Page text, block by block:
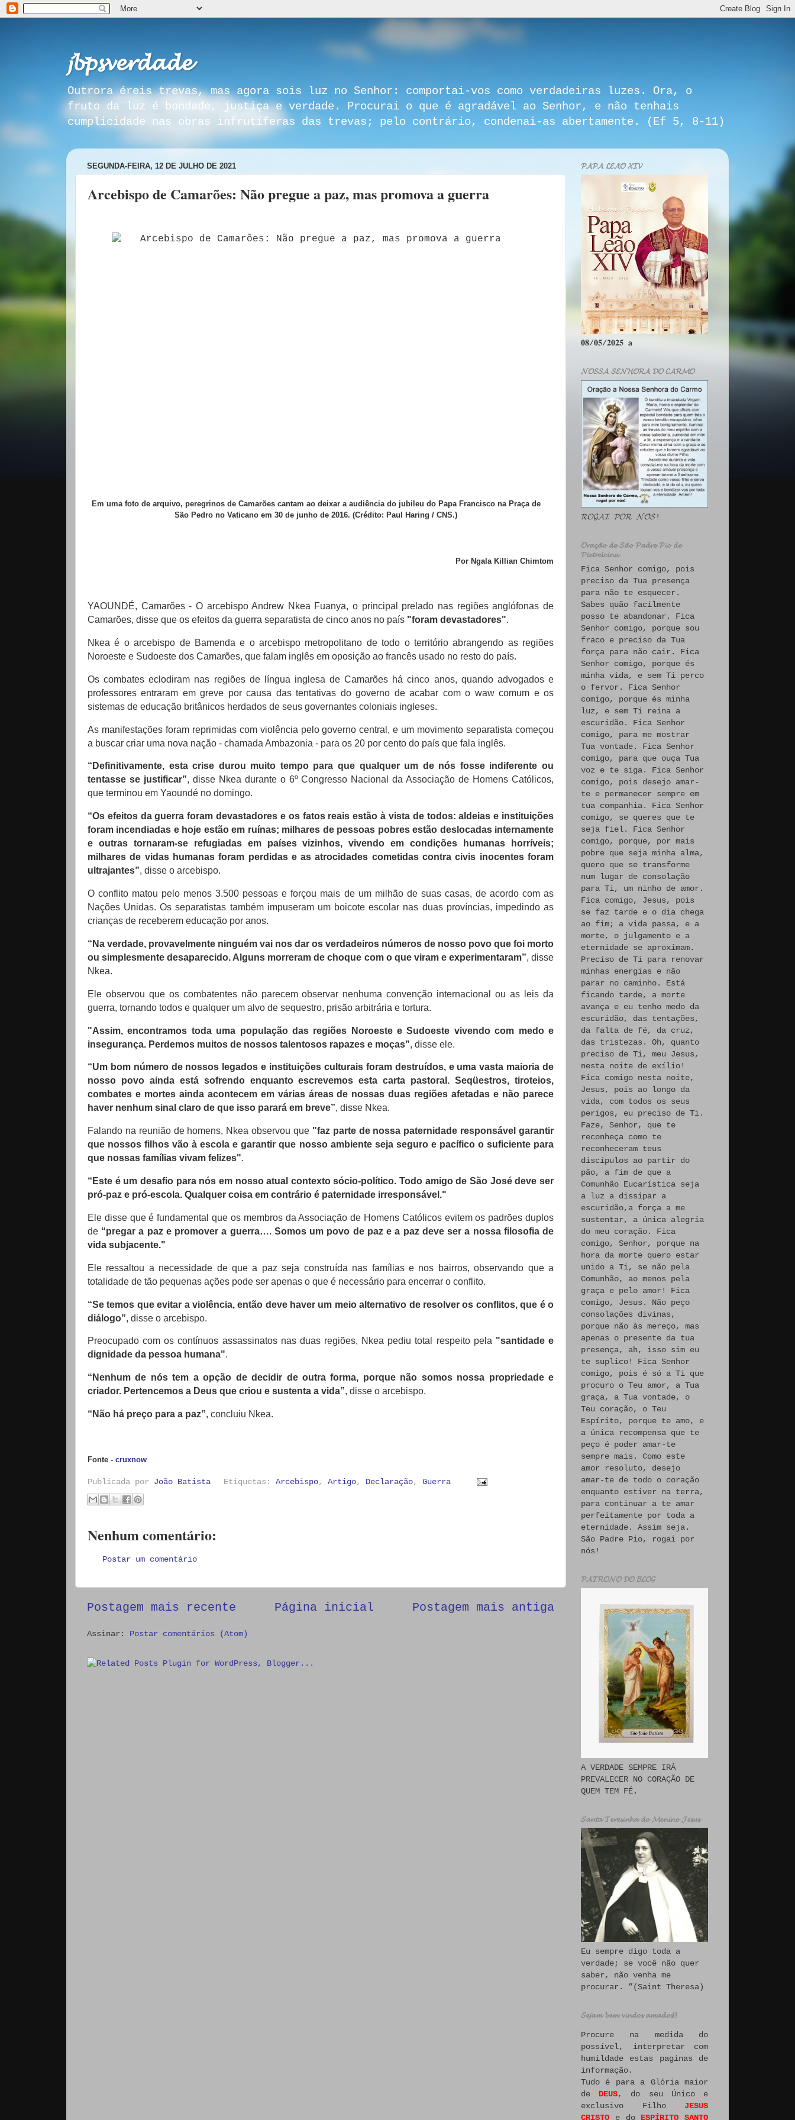
𝓳𝓫𝓹𝓼𝓿𝓮𝓻𝓭𝓪𝓭𝓮
Outrora éreis trevas, mas agora sois luz no Senhor: comportai-vos como verdadeiras luzes. Ora, o
fruto da luz é bondade, justiça e verdade. Procurai o que é agradável ao Senhor, e não tenhais
cumplicidade nas obras infrutíferas das trevas; pelo contrário, condenai-as abertamente. (Ef 5, 8-11)
SEGUNDA-FEIRA, 12 DE JULHO DE 2021
Arcebispo de Camarões: Não pregue a paz, mas promova a guerra
Em uma foto de arquivo, peregrinos de Camarões cantam ao deixar a audiência do jubileu do Papa Francisco na Praça de
São Pedro no Vaticano em 30 de junho de 2016. (Crédito: Paul Haring / CNS.)
Por Ngala Killian Chimtom
YAOUNDÉ, Camarões - O arcebispo Andrew Nkea Fuanya, o principal prelado nas regiões anglófonas de
Camarões, disse que os efeitos da guerra separatista de cinco anos no país "foram devastadores".
Nkea é o arcebispo de Bamenda e o arcebispo metropolitano de todo o território abrangendo as regiões
Noroeste e Sudoeste dos Camarões, que falam inglês em oposição ao francês usado no resto do país.
Os combates eclodiram nas regiões de língua inglesa de Camarões há cinco anos, quando advogados e
professores entraram em greve por causa das tentativas do governo de acabar com o waw comum e os
sistemas de educação britânicos herdados de seus governantes coloniais ingleses.
As manifestações foram reprimidas com violência pelo governo central, e um movimento separatista começou
a buscar criar uma nova nação - chamada Ambazonia - para os 20 por cento do país que fala inglês.
“Definitivamente, esta crise durou muito tempo para que qualquer um de nós fosse indiferente ou
tentasse se justificar”, disse Nkea durante o 6º Congresso Nacional da Associação de Homens Católicos,
que terminou em Yaoundé no domingo.
“Os efeitos da guerra foram devastadores e os fatos reais estão à vista de todos: aldeias e instituições
foram incendiadas e hoje estão em ruínas; milhares de pessoas pobres estão deslocadas internamente
e outras tornaram-se refugiadas em países vizinhos, vivendo em condições humanas horríveis;
milhares de vidas humanas foram perdidas e as atrocidades cometidas contra civis inocentes foram
ultrajantes”, disse o arcebispo.
O conflito matou pelo menos 3.500 pessoas e forçou mais de um milhão de suas casas, de acordo com as
Nações Unidas.Os separatistas também impuseram um boicote escolar nas duas províncias, impedindo as
crianças de receberem educação por anos.
“Na verdade, provavelmente ninguém vai nos dar os verdadeiros números de nosso povo que foi morto
ou simplesmente desaparecido. Alguns morreram de choque com o que viram e experimentaram”, disse
Nkea.
Ele observou que os combatentes não parecem observar nenhuma convenção internacional ou as leis da
guerra, tornando todos e qualquer um alvo de sequestro, prisão arbitrária e tortura.
"Assim, encontramos toda uma população das regiões Noroeste e Sudoeste vivendo com medo e
insegurança. Perdemos muitos de nossos talentosos rapazes e moças”, disse ele.
“Um bom número de nossos legados e instituições culturais foram destruídos, e uma vasta maioria de
nosso povo ainda está sofrendo enquanto escrevemos esta carta pastoral.Seqüestros, tiroteios,
combates e mortes ainda acontecem em várias áreas de nossas duas regiões afetadas e não parece
haver nenhum sinal claro de que isso parará em breve”, disse Nkea.
Falando na reunião de homens, Nkea observou que "faz parte de nossa paternidade responsável garantir
que nossos filhos vão à escola e garantir que nosso ambiente seja seguro e pacífico o suficiente para
que nossas famílias vivam felizes".
“Este é um desafio para nós em nosso atual contexto sócio-político.Todo amigo de São José deve ser
pró-paz e pró-escola. Qualquer coisa em contrário é paternidade irresponsável."
Ele disse que é fundamental que os membros da Associação de Homens Católicos evitem os padrões duplos
de “pregar a paz e promover a guerra…. Somos um povo de paz e a paz deve ser a nossa filosofia de
vida subjacente."
Ele ressaltou a necessidade de que a paz seja construída nas famílias e nos bairros, observando que a
totalidade de tão pequenas ações pode ser apenas o que é necessário para encerrar o conflito.
“Se temos que evitar a violência, então deve haver um meio alternativo de resolver os conflitos, que é o
diálogo”, disse o arcebispo.
Preocupado com os contínuos assassinatos nas duas regiões, Nkea pediu total respeito pela "santidade e
dignidade da pessoa humana".
“Nenhum de nós tem a opção de decidir de outra forma, porque não somos nossa propriedade e
criador. Pertencemos a Deus que criou e sustenta a vida”, disse o arcebispo.
“Não há preço para a paz”, concluiu Nkea.
Fonte - cruxnow
Publicada por João Batista Etiquetas:Arcebispo,Artigo, Declaração,Guerra
Nenhum comentário:
Postar um comentário
Postagem mais recente Postagem mais antiga
Página inicial
Assinar: Postar comentários (Atom)
𝓟𝓐𝓟𝓐 𝓛𝓔𝓐̃𝓞 𝓧𝓘𝓥
𝟎𝟖/𝟎𝟓/𝟐𝟎𝟐𝟓 𝐚
𝓝𝓞𝓢𝓢𝓐 𝓢𝓔𝓝𝓗𝓞𝓡𝓐 𝓓𝓞 𝓒𝓐𝓡𝓜𝓞
𝓡𝓞𝓖𝓐𝓘 𝓟𝓞𝓡 𝓝𝓞́𝓢!
𝓞𝓻𝓪𝓬̧𝓪̃𝓸 𝓭𝓮 𝓢𝓪̃𝓸 𝓟𝓪𝓭𝓻𝓮 𝓟𝓲𝓸 𝓭𝓮
𝓟𝓲𝓮𝓽𝓻𝓮𝓵𝓬𝓲𝓷𝓪
Fica Senhor comigo, pois
preciso da Tua presença
para não te esquecer.
Sabes quão facilmente
posso te abandonar. Fica
Senhor comigo, porque sou
fraco e preciso da Tua
força para não cair. Fica
Senhor comigo, porque és
minha vida, e sem Ti perco
o fervor. Fica Senhor
comigo, porque és minha
luz, e sem Ti reina a
escuridão. Fica Senhor
comigo, para me mostrar
Tua vontade. Fica Senhor
comigo, para que ouça Tua
voz e te siga. Fica Senhor
comigo, pois desejo amar-
te e permanecer sempre em
tua companhia. Fica Senhor
comigo, se queres que te
seja fiel. Fica Senhor
comigo, porque, por mais
pobre que seja minha alma,
quero que se transforme
num lugar de consolação
para Ti, um ninho de amor.
Fica comigo, Jesus, pois
se faz tarde e o dia chega
ao fim; a vida passa, e a
morte, o julgamento e a
eternidade se aproximam.
Preciso de Ti para renovar
minhas energias e não
parar no caminho. Está
ficando tarde, a morte
avança e eu tenho medo da
escuridão, das tentações,
da falta de fé, da cruz,
das tristezas. Oh, quanto
preciso de Ti, meu Jesus,
nesta noite de exílio!
Fica comigo nesta noite,
Jesus, pois ao longo da
vida, com todos os seus
perigos, eu preciso de Ti.
Faze, Senhor, que te
reconheça como te
reconheceram teus
discípulos ao partir do
pão, a fim de que a
Comunhão Eucarística seja
a luz a dissipar a
escuridão,a força a me
sustentar, a única alegria
do meu coração. Fica
comigo, Senhor, porque na
hora da morte quero estar
unido a Ti, se não pela
Comunhão, ao menos pela
graça e pelo amor! Fica
comigo, Jesus. Não peço
consolações divinas,
porque não às mereço, mas
apenas o presente da tua
presença, ah, isso sim eu
te suplico! Fica Senhor
comigo, pois é só a Ti que
procuro o Teu amor, a Tua
graça, a Tua vontade, o
Teu coração, o Teu
Espírito, porque te amo, e
a única recompensa que te
peço é poder amar-te
sempre mais. Como este
amor resoluto, desejo
amar-te de todo o coração
enquanto estiver na terra,
para continuar a te amar
perfeitamente por toda a
eternidade. Assim seja.
São Padre Pio, rogai por
nós!
𝓟𝓐𝓣𝓡𝓞𝓝𝓞 𝓓𝓞 𝓑𝓛𝓞𝓖
A VERDADE SEMPRE IRÁ
PREVALECER NO CORAÇÃO DE
QUEM TEM FÉ.
𝓢𝓪𝓷𝓽𝓪 𝓣𝓮𝓻𝓮𝓼𝓲𝓷𝓱𝓪 𝓭𝓸 𝓜𝓮𝓷𝓲𝓷𝓸 𝓙𝓮𝓼𝓾𝓼
Eu sempre digo toda a
verdade; se você não quer
saber, não venha me
procurar. ”(Saint Theresa)
𝓢𝓮𝓳𝓪𝓶 𝓫𝓮𝓶 𝓿𝓲𝓷𝓭𝓸𝓼 𝓪𝓶𝓪𝓭𝓸𝓼!!
Procure na medida do
possível, interpretar com
humildade estas paginas de
informação.
Tudo é para a Glória maior
de DEUS, do seu Único e
exclusivo Filho JESUS
CRISTO e do ESPÍRITO SANTO